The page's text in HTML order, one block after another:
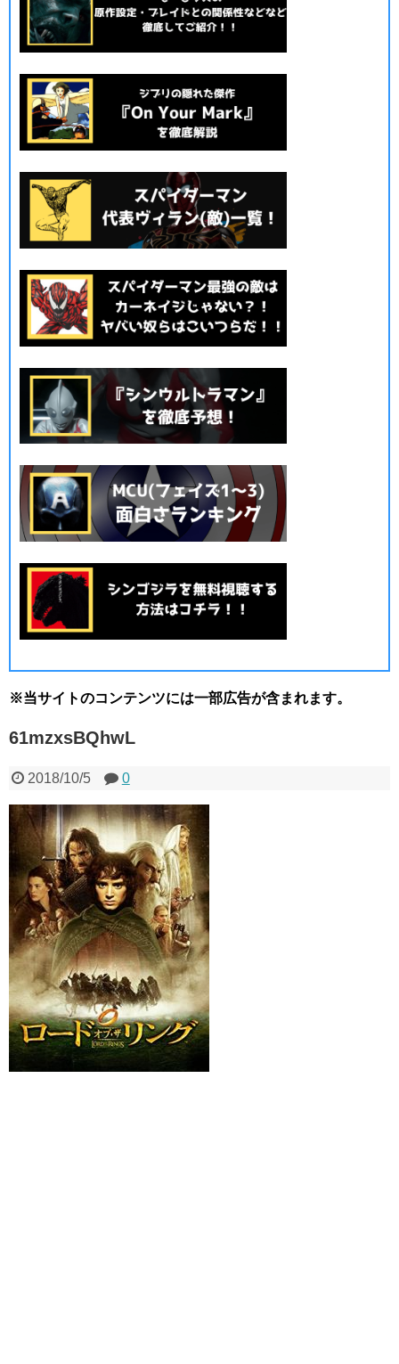
※当サイトのコンテンツには一部広告が含まれます。
61mzxsBQhwL
2018/10/5 0